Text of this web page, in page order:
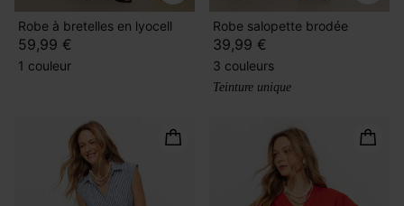
Robe à bretelles en lyocell
59,99 €
1 couleur
Robe salopette brodée
39,99 €
3 couleurs
Teinture unique